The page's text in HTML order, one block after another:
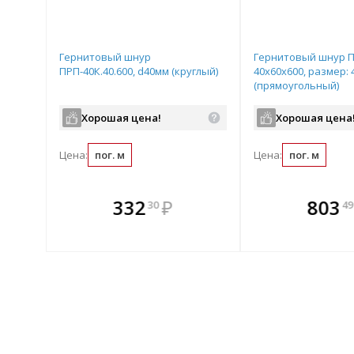
Гернитовый шнур
ПРП-40К.40.600, d40мм (круглый)
Хорошая цена!
Цена: пог. м
33230 ₽
В
всегда
Гернитовый шнур
40x60x600, размер:
(прямоугольный)
Хорошая цена!
Цена: пог. м
В комплекте
всегда выгоднее!
803 49
В
всегда